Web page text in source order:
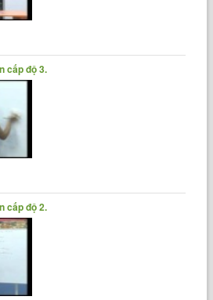
cấp độ 3.
cấp độ 2.